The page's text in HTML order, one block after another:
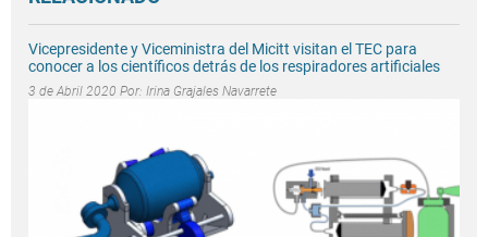
Vicepresidente y Viceministra del Micitt visitan el TEC para
conocer a los científicos detrás de los respiradores artificiales
3 de Abril 2020 Por: Irina Grajales Navarrete